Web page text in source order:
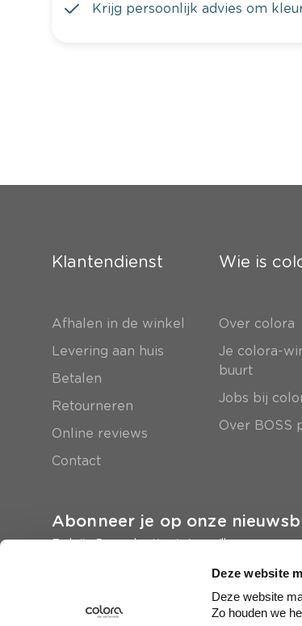
Deze website
Deze website
Zo houden we
Krijg persoonlijk advies om
Klantendienst
Afhalen in de winkel
Levering aan huis
Betalen
Retourneren
Online reviews
Contact
Wie is
Over colora
Je colora-
buurt
Jobs bij
Over BOSS
Abonneer je op onze
En krijg 5 euro korting in je mailbox